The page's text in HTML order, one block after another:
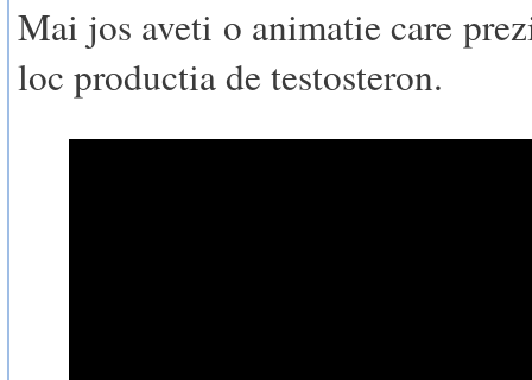
Mai jos aveti o animatie care
loc productia de testosteron.